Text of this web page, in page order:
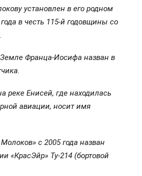
установлен в его родном
в честь 115-й годовщины со
Франца-Иосифа назван в
реке Енисей, где находилась
авиации, носит имя
с 2005 года назван
«КрасЭйр» Ту-214 (бортовой